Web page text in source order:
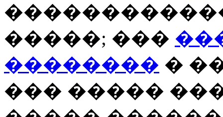
�����; ���
�������� �
��� �����